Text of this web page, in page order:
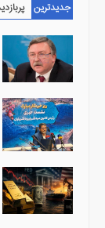
جدیدترین